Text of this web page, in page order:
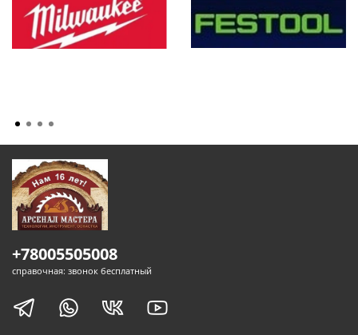
+78005505008
справочная: звонок бесплатный